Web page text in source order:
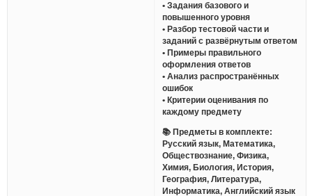
• Задания базового и
повышенного уровня
• Разбор тестовой части и
заданий с развёрнутым ответом
• Примеры правильного
оформления ответов
• Анализ распространённых
ошибок
• Критерии оценивания по
каждому предмету
📚 Предметы в комплекте:
Русский язык, Математика,
Обществознание, Физика,
Химия, Биология, История,
География, Литература,
Информатика, Английский язык